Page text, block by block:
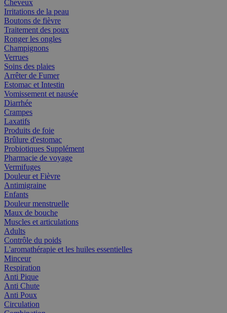
Cheveux
Irritations de la peau
Boutons de fièvre
Traitement des poux
Ronger les ongles
Champignons
Verrues
Soins des plaies
Arrêter de Fumer
Estomac et Intestin
Vomissement et nausée
Diarrhée
Crampes
Laxatifs
Produits de foie
Brûlure d'estomac
Probiotiques Supplément
Pharmacie de voyage
Vermifuges
Douleur et Fièvre
Antimigraine
Enfants
Douleur menstruelle
Maux de bouche
Muscles et articulations
Adults
Contrôle du poids
L'aromathérapie et les huiles essentielles
Minceur
Respiration
Anti Pique
Anti Chute
Anti Poux
Circulation